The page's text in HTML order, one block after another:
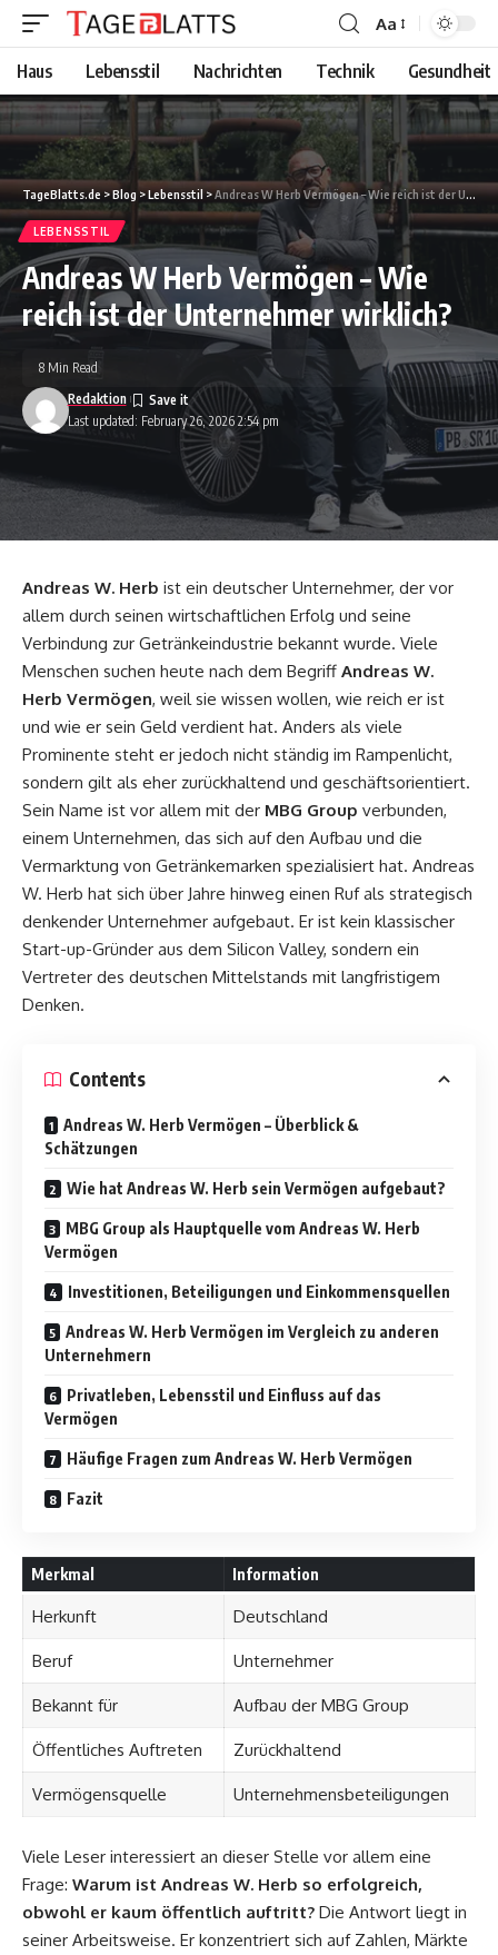
Font
Resizer
Aa
Haus Lebensstil Nachrichten Technik Gesundheit
TageBlatts.de>Blog >Lebensstil>Andreas W Herb Vermögen – Wie reich ist der Unternehmer wirklich?
LEBENSSTIL
Andreas W Herb Vermögen – Wie
reich ist der Unternehmer wirklich?
Last updated: February 26, 2026 2:54 pm
Redaktion
8 Min Read
Andreas W. Herb ist ein deutscher Unternehmer, der vor
allem durch seinen wirtschaftlichen Erfolg und seine
Verbindung zur Getränkeindustrie bekannt wurde. Viele
Menschen suchen heute nach dem Begriff Andreas W.
Herb Vermögen, weil sie wissen wollen, wie reich er ist
und wie er sein Geld verdient hat. Anders als viele
Prominente steht er jedoch nicht ständig im Rampenlicht,
sondern gilt als eher zurückhaltend und geschäftsorientiert.
Sein Name ist vor allem mit der MBG Group verbunden,
einem Unternehmen, das sich auf den Aufbau und die
Vermarktung von Getränkemarken spezialisiert hat. Andreas
W. Herb hat sich über Jahre hinweg einen Ruf als strategisch
denkender Unternehmer aufgebaut. Er ist kein klassischer
Start-up-Gründer aus dem Silicon Valley, sondern ein
Vertreter des deutschen Mittelstands mit langfristigem
Denken.
Contents
Andreas W. Herb Vermögen – Überblick &
Schätzungen
Wie hat Andreas W. Herb sein Vermögen aufgebaut?
MBG Group als Hauptquelle vom Andreas W. Herb
Vermögen
Investitionen, Beteiligungen und Einkommensquellen
Andreas W. Herb Vermögen im Vergleich zu anderen
Unternehmern
Privatleben, Lebensstil und Einfluss auf das
Vermögen
Häufige Fragen zum Andreas W. Herb Vermögen
Fazit
Merkmal Information
Herkunft Deutschland
Beruf Unternehmer
Bekannt für Aufbau der MBG Group
Öffentliches Auftreten Zurückhaltend
Vermögensquelle Unternehmensbeteiligungen
Viele Leser interessiert an dieser Stelle vor allem eine
Frage: Warum ist Andreas W. Herb so erfolgreich,
obwohl er kaum öffentlich auftritt? Die Antwort liegt in
seiner Arbeitsweise. Er konzentriert sich auf Zahlen, Märkte